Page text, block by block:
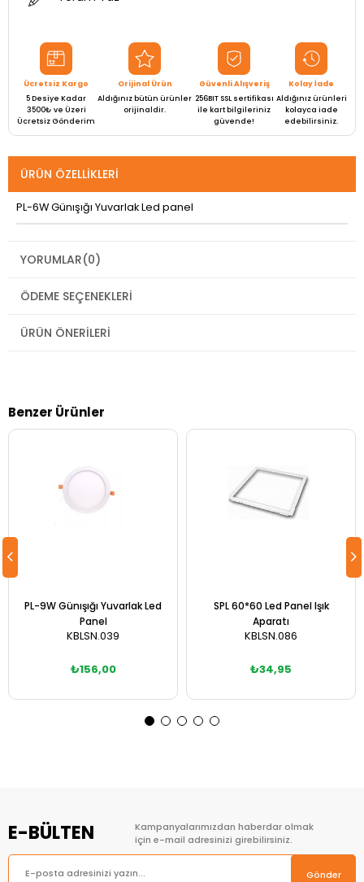
Ücretsiz Kargo
5 Desiye Kadar
3500₺ ve Üzeri
Ücretsiz Gönderim
Orijinal Ürün
Aldığınız bütün ürünler
orijinaldir.
Güvenli Alışveriş
256BIT SSL sertifikası
ile kart bilgileriniz
güvende!
Kolay İade
Aldığınız ürünleri
kolayca iade
edebilirsiniz.
ÜRÜN ÖZELLIKLERI
PL-6W Günışığı Yuvarlak Led panel
YORUMLAR(0)
ÖDEME SEÇENEKLERI
ÜRÜN ÖNERILERI
Benzer Ürünler
PL-9W Günışığı Yuvarlak Led
Panel
KBLSN.039
₺156,00
SPL 60*60 Led Panel Işık
Aparatı
KBLSN.086
₺34,95
E-BÜLTEN
Kampanyalarımızdan haberdar olmak
için e-mail adresinizi girebilirsiniz.
Gönder